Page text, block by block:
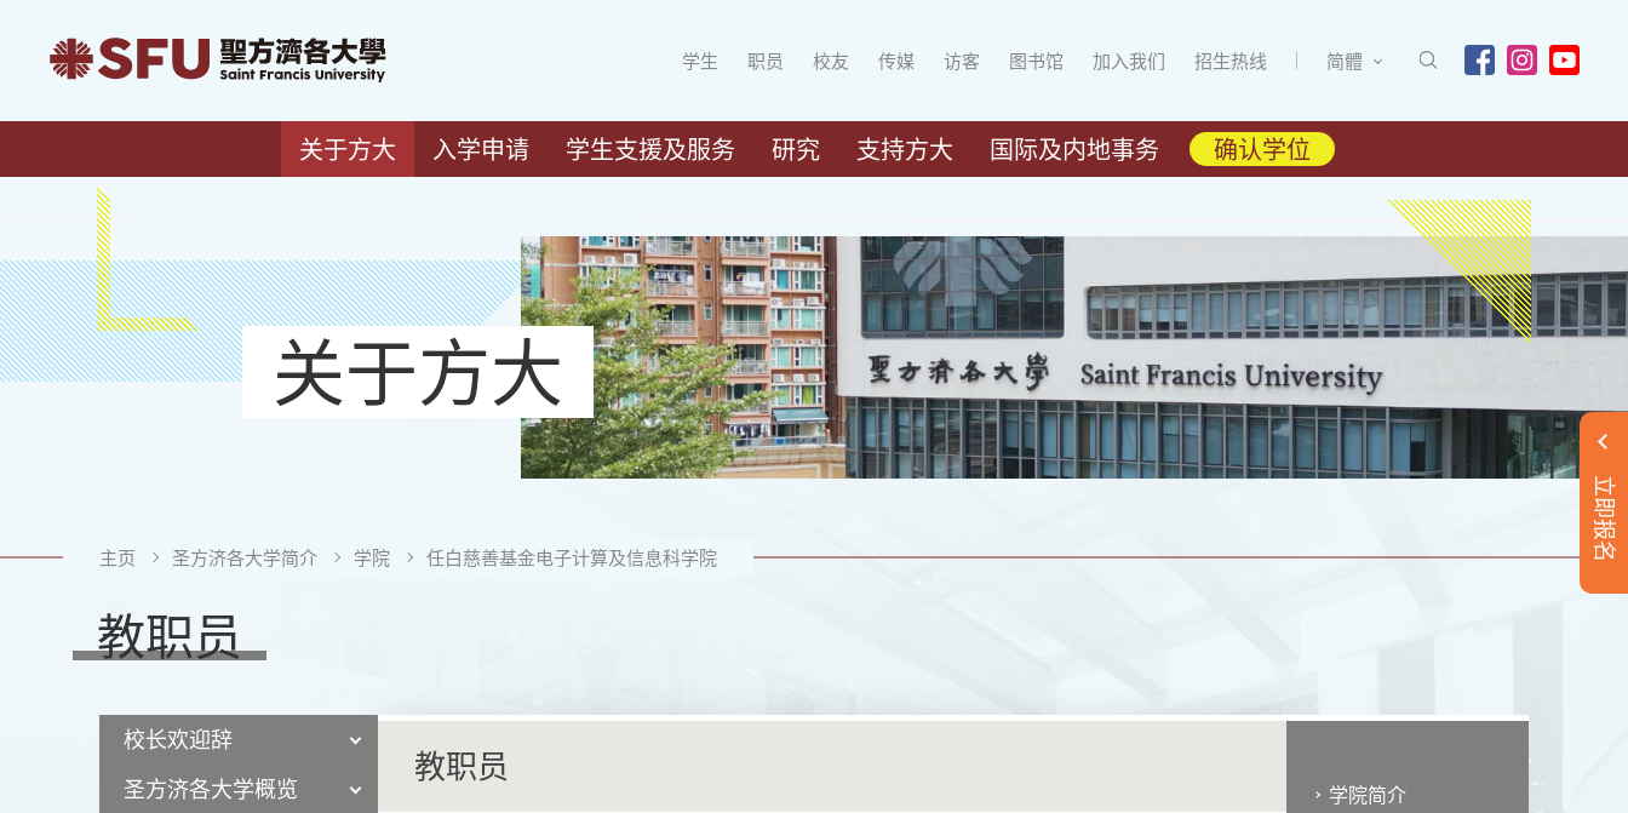
学生 职员 校友 传媒 访客 图书馆 加入我们 招生热线 简體
关于方大 入学申请 学生支援及服务 研究 支持方大 国际及内地事务 确认学位
立即报名
关于方大
主页 圣方济各大学简介 学院 任白慈善基金电子计算及信息科学院
教职员
校长欢迎辞
圣方济各大学概览
教职员
学院简介